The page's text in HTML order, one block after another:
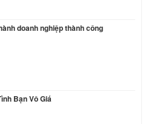
doanh nghiệp thành công
Bạn Vô Giá